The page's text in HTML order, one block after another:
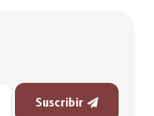
Suscribir